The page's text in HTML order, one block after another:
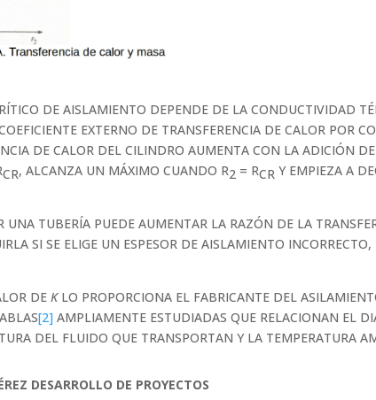
DE AISLAMIENTO DEPENDE DE LA CONDUCTIVIDAD
EXTERNO DE TRANSFERENCIA DE CALOR POR
DE CALOR DEL CILINDRO AUMENTA CON LA ADICIÓN
CR, ALCANZA UN MÁXIMO CUANDO R2 = RCR Y EMPIEZA A
UNA TUBERÍA PUEDE AUMENTAR LA RAZÓN DE LA
SI SE ELIGE UN ESPESOR DE AISLAMIENTO INCORRECTO,
DE K LO PROPORCIONA EL FABRICANTE DEL
[2] AMPLIAMENTE ESTUDIADAS QUE RELACIONAN EL
DEL FLUIDO QUE TRANSPORTAN Y LA TEMPERATURA
DESARROLLO DE PROYECTOS